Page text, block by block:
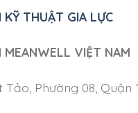
THUẬT GIA LỰC
VIỆT NAM
Phường 08, Quận